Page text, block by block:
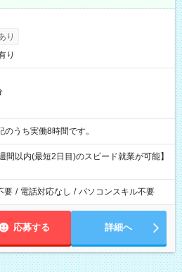
り
り
※表記のうち実働8時間です。
間以内(最短2日目)のスピード就業が可能】
要 / 電話対応なし / パソコンスキル不要
応募する 詳細へ